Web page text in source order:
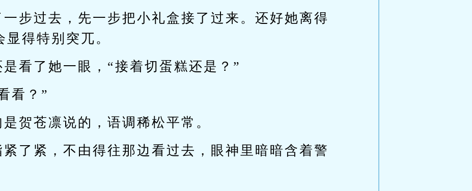
步过去，先一步把小礼盒接了过来。还好她离得
得特别突兀。
看了她一眼，“接着切蛋糕还是？”
看？”
贺苍凛说的，语调稀松平常。
了紧，不由得往那边看过去，眼神里暗暗含着警